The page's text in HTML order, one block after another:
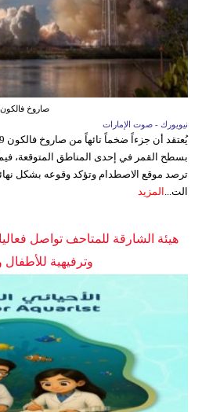
صاروخ فالكون
نيويورك - صوت الإمارات
بسطح القمر في إحدى المناطق المتوقعة،
ترصد موقع الاصطدام وتؤكد وقوعه بشكل
الت...
المزيد
هيئة الشارقة للمتاحف تواصل
وترفيهية للأطفال